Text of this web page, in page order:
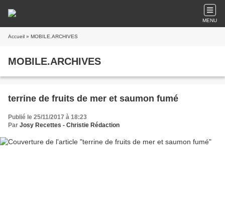
MENU
Accueil » MOBILE.ARCHIVES
MOBILE.ARCHIVES
terrine de fruits de mer et saumon fumé
Publié le 25/11/2017 à 18:23
Par Josy Recettes - Christie Rédaction